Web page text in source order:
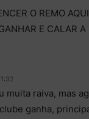
O REMO
E CALAR
muita raiva, mas
ganha,